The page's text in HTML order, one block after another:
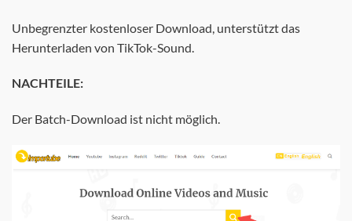
Unbegrenzter kostenloser Download, unterstützt das
Herunterladen von TikTok-Sound.
NACHTEILE:
Der Batch-Download ist nicht möglich.